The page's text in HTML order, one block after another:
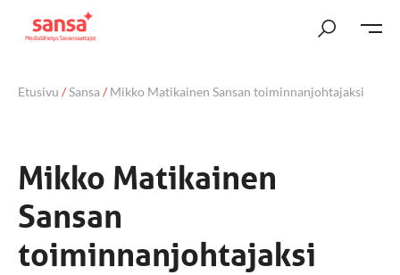
Etusivu /Sansa/Mikko Matikainen Sansan toiminnanjohtajaksi
Mikko Matikainen
Sansan
toiminnanjohtajaksi